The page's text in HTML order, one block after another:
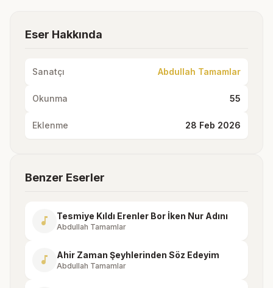
Eser Hakkında
Sanatçı Abdullah Tamamlar
Okunma 55
Eklenme 28 Feb 2026
Benzer Eserler
music_note Tesmiye Kıldı Erenler Bor İken Nur Adını
Abdullah Tamamlar
music_note Ahir Zaman Şeyhlerinden Söz Edeyim
Abdullah Tamamlar